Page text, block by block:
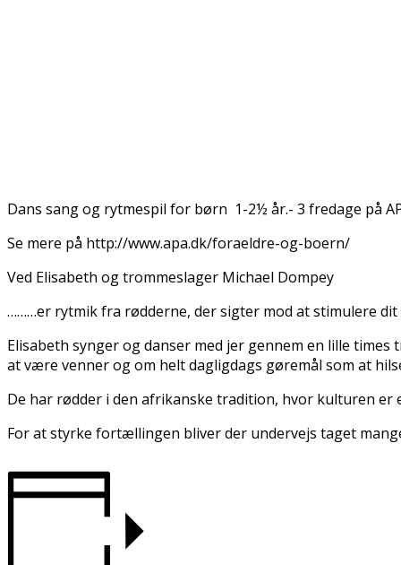
Dans sang og rytmespil for børn 1-2½ år.- 3 fredage på
Se mere på http://www.apa.dk/foraeldre-og-boern/
Ved Elisabeth og trommeslager Michael Dompey
………er rytmik fra rødderne, der sigter mod at stimulere
Elisabeth synger og danser med jer gennem en lille
at være venner og om helt dagligdags gøremål som at
De har rødder i den afrikanske tradition, hvor kulturen
For at styrke fortællingen bliver der undervejs taget